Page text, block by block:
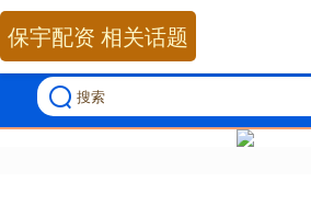
保宇配资 相关话题